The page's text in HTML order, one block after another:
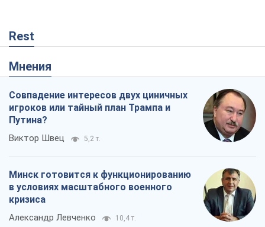
Rest
Мнения
Совпадение интересов двух циничных
игроков или тайный план Трампа и
Путина?
Виктор Швец 5,2 т.
Минск готовится к функционированию
в условиях масштабного военного
кризиса
Александр Левченко 10,4 т.